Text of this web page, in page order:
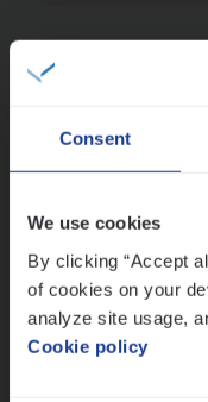
Consent
We use cookies
By clicking “Accept
of cookies on your
analyze site usage,
Cookie policy
Claims­hand­ler
Antwerpen
Advisor/​
Benefits
Insurance